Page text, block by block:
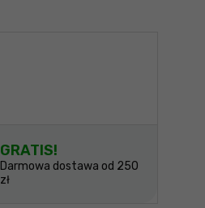
GRATIS!
Darmowa dostawa od 250
zł